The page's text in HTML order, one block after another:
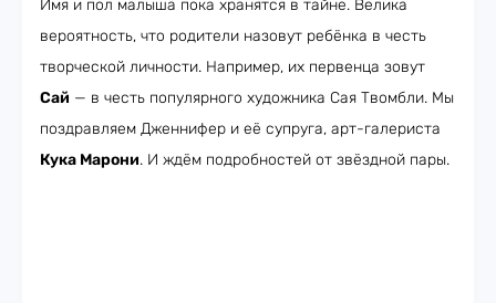
Имя и пол малыша пока хранятся в тайне. Велика
вероятность, что родители назовут ребёнка в честь
творческой личности. Например, их первенца зовут
Сай — в честь популярного художника Сая Твомбли. Мы
поздравляем Дженнифер и её супруга, арт-галериста
Кука Марони. И ждём подробностей от звёздной пары.